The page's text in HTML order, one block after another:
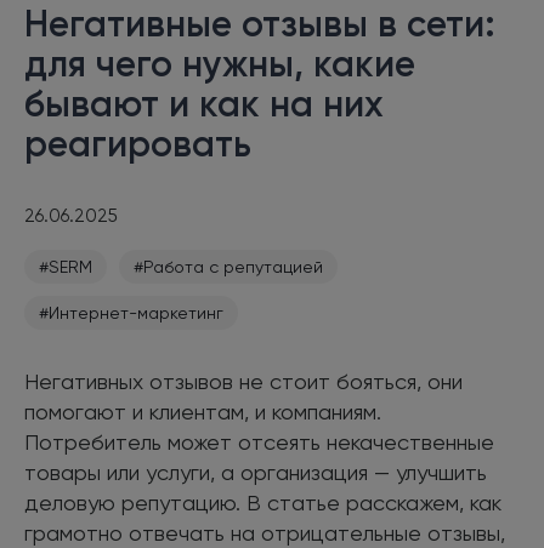
Негативные отзывы в сети:
для чего нужны, какие
бывают и как на них
реагировать
26.06.2025
#SERM #Работа с репутацией
#Интернет-маркетинг
Негативных отзывов не стоит бояться, они
помогают и клиентам, и компаниям.
Потребитель может отсеять некачественные
товары или услуги, а организация — улучшить
деловую репутацию. В статье расскажем, как
грамотно отвечать на отрицательные отзывы,